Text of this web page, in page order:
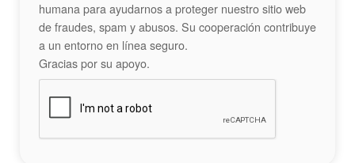
humana para ayudarnos a proteger nuestro sitio web
de fraudes, spam y abusos. Su cooperación contribuye
a un entorno en línea seguro.
Gracias por su apoyo.